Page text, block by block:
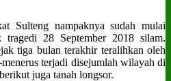
Sulteng nampaknya sudah mulai
tragedi 28 September 2018 silam.
tiga bulan terakhir teralihkan oleh
terjadi disejumlah wilayah di
juga tanah longsor.